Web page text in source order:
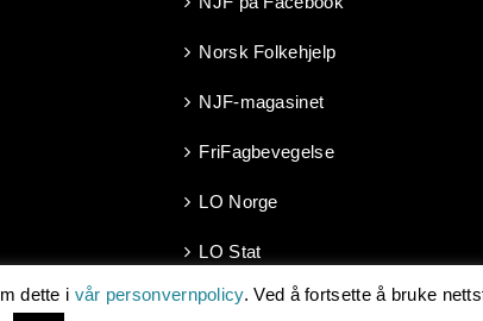
Norsk Folkehjelp
NJF-magasinet
FriFagbevegelse
LO Norge
LO Stat
dette i vår personvernpolicy. Ved å fortsette å bruke